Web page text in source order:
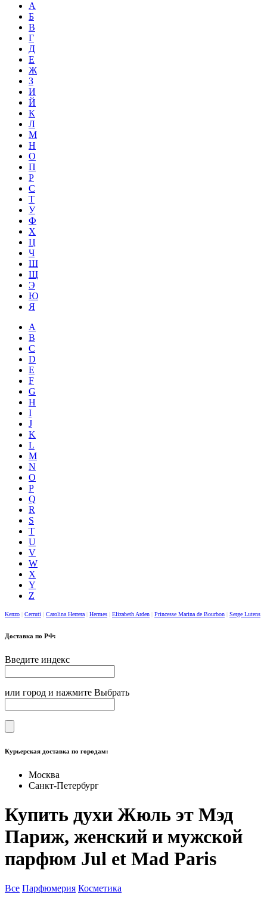
А
Б
В
Г
Д
Е
Ж
З
И
Й
К
Л
М
Н
О
П
Р
С
Т
У
Ф
Х
Ц
Ч
Ш
Щ
Э
Ю
Я
A
B
C
D
E
F
G
H
I
J
K
L
M
N
O
P
Q
R
S
T
U
V
W
X
Y
Z
Kenzo Cerruti Carolina Herrera Hermes Elizabeth Arden Princesse Marina de Bourbon Serge Lutens
Доставка по РФ:
Введите индекс
или город и нажмите Выбрать
Курьерская доставка по городам:
Москва
Санкт-Петербург
Купить духи Жюль эт Мэд
Париж, женский и мужской
парфюм Jul et Mad Paris
Все Парфюмерия Косметика